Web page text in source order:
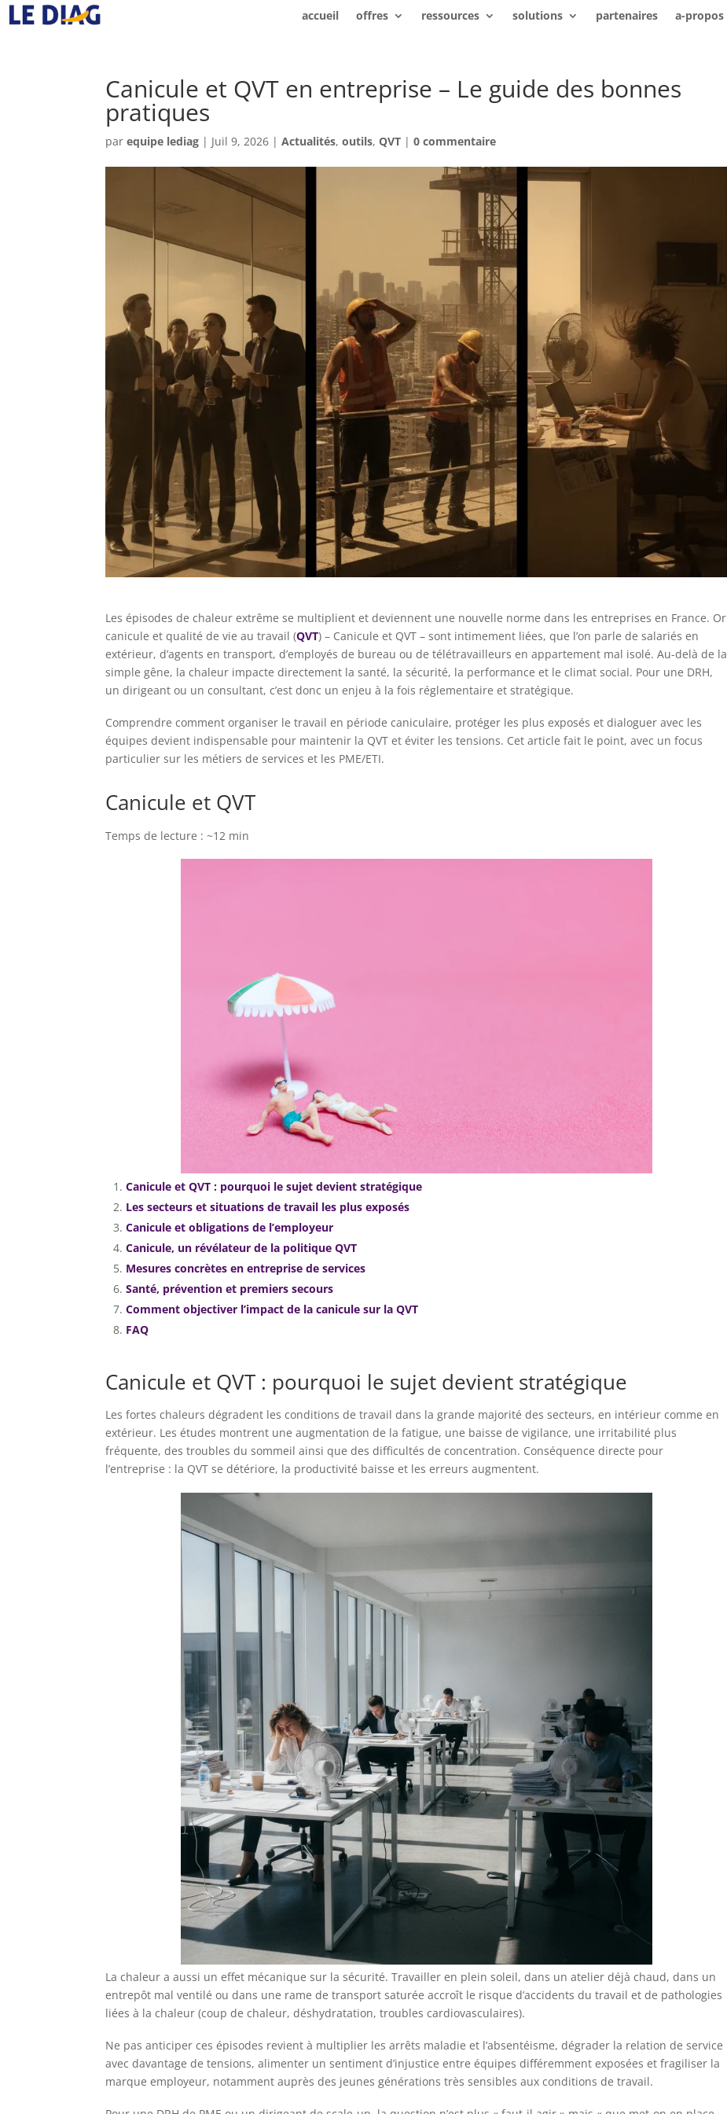
accueil offres ressources solutions partenaires a-propos
Canicule et QVT en entreprise – Le guide des bonnes
pratiques
parequipe lediag | Juil 9, 2026 |Actualités,outils,QVT |0 commentaire
Les épisodes de chaleur extrême se multiplient et deviennent une nouvelle norme dans les entreprises en France. Or
canicule et qualité de vie au travail (QVT) – Canicule et QVT – sont intimement liées, que l’on parle de salariés en
extérieur, d’agents en transport, d’employés de bureau ou de télétravailleurs en appartement mal isolé. Au-delà de la
simple gêne, la chaleur impacte directement la santé, la sécurité, la performance et le climat social. Pour une DRH,
un dirigeant ou un consultant, c’est donc un enjeu à la fois réglementaire et stratégique.
Comprendre comment organiser le travail en période caniculaire, protéger les plus exposés et dialoguer avec les
équipes devient indispensable pour maintenir la QVT et éviter les tensions. Cet article fait le point, avec un focus
particulier sur les métiers de services et les PME/ETI.
Canicule et QVT
Temps de lecture : ~12 min
Canicule et QVT : pourquoi le sujet devient stratégique
Les secteurs et situations de travail les plus exposés
Canicule et obligations de l’employeur
Canicule, un révélateur de la politique QVT
Mesures concrètes en entreprise de services
Santé, prévention et premiers secours
Comment objectiver l’impact de la canicule sur la QVT
FAQ
Canicule et QVT : pourquoi le sujet devient stratégique
Les fortes chaleurs dégradent les conditions de travail dans la grande majorité des secteurs, en intérieur comme en
extérieur. Les études montrent une augmentation de la fatigue, une baisse de vigilance, une irritabilité plus
fréquente, des troubles du sommeil ainsi que des difficultés de concentration. Conséquence directe pour
l’entreprise : la QVT se détériore, la productivité baisse et les erreurs augmentent.
La chaleur a aussi un effet mécanique sur la sécurité. Travailler en plein soleil, dans un atelier déjà chaud, dans un
entrepôt mal ventilé ou dans une rame de transport saturée accroît le risque d’accidents du travail et de pathologies
liées à la chaleur (coup de chaleur, déshydratation, troubles cardiovasculaires).
Ne pas anticiper ces épisodes revient à multiplier les arrêts maladie et l’absentéisme, dégrader la relation de service
avec davantage de tensions, alimenter un sentiment d’injustice entre équipes différemment exposées et fragiliser la
marque employeur, notamment auprès des jeunes générations très sensibles aux conditions de travail.